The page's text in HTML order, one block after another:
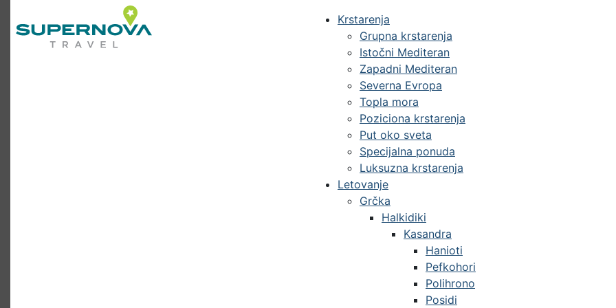
Krstarenja
Grupna krstarenja
Istočni Mediteran
Zapadni Mediteran
Severna Evropa
Topla mora
Poziciona krstarenja
Put oko sveta
Specijalna ponuda
Luksuzna krstarenja
Letovanje
Grčka
Halkidiki
Kasandra
Hanioti
Pefkohori
Polihrono
Posidi